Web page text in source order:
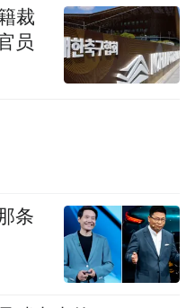
岛啤酒博物馆，近
、品鉴特色精酿啤
统工业文化与现代
裁
员
条